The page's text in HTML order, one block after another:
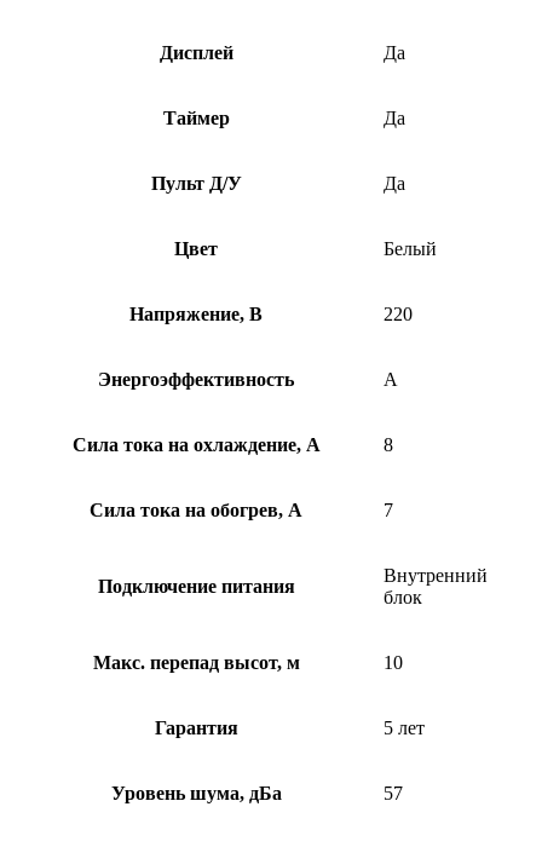
Дисплей Да
Таймер Да
Пульт Д/У Да
Цвет Белый
Напряжение, В 220
Энергоэффективность A
Сила тока на охлаждение, А 8
Сила тока на обогрев, А 7
Подключение питания
Внутренний
блок
Макс. перепад высот, м 10
Гарантия 5 лет
Уровень шума, дБа 57